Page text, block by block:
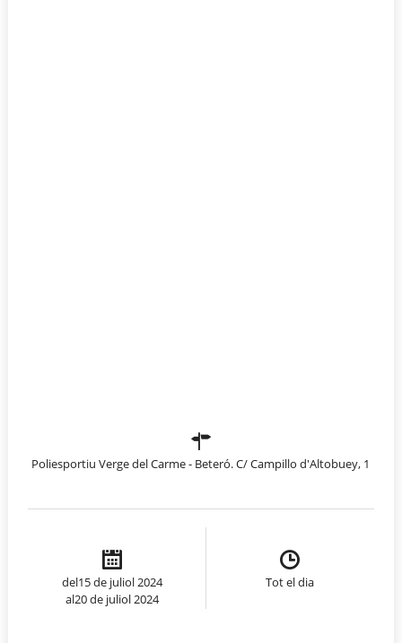
Poliesportiu Verge del Carme - Beteró. C/ Campillo d'Altobuey, 1
del15 de juliol 2024
al20 de juliol 2024
Tot el dia